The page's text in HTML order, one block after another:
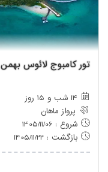
تور کامبوج لائوس بهمن 1405
14 شب و 15 روز
پرواز ماهان
شروع : 1405/11/06
بازگشت : 1405/11/22